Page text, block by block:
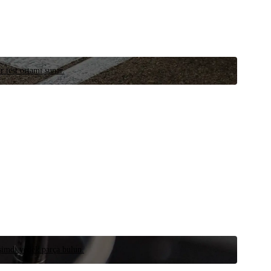
test ortamı sunar.
yedek parça bulun.